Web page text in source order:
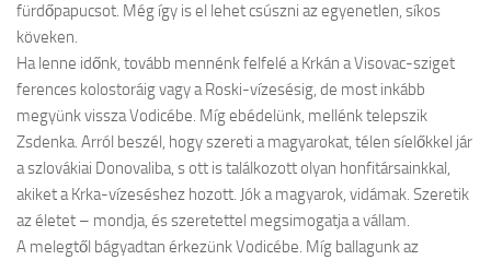
fürdőpapucsot. Még így is el lehet csúszni az egyenetlen, síkos
köveken.
Ha lenne időnk, tovább mennénk felfelé a Krkán a Visovac-sziget
ferences kolostoráig vagy a Roski-vízesésig, de most inkább
megyünk vissza Vodicébe. Míg ebédelünk, mellénk telepszik
Zsdenka. Arról beszél, hogy szereti a magyarokat, télen síelőkkel jár
a szlovákiai Donovaliba, s ott is találkozott olyan honfitársainkkal,
akiket a Krka-vízeséshez hozott. Jók a magyarok, vidámak. Szeretik
az életet – mondja, és szeretettel megsimogatja a vállam.
A melegtől bágyadtan érkezünk Vodicébe. Míg ballagunk az